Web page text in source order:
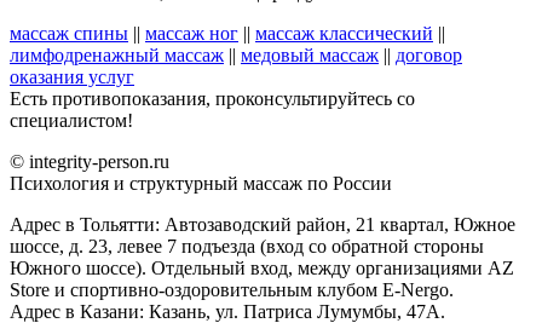
массаж спины || массаж ног || массаж классический ||
лимфодренажный массаж || медовый массаж || договор
оказания услуг
Есть противопоказания, проконсультируйтесь со
специалистом!
© integrity-person.ru
Психология и структурный массаж по России
Адрес в Тольятти: Автозаводский район, 21 квартал, Южное
шоссе, д. 23, левее 7 подъезда (вход со обратной стороны
Южного шоссе). Отдельный вход, между организациями AZ
Store и спортивно-оздоровительным клубом E-Nergo.
Адрес в Казани: Казань, ул. Патриса Лумумбы, 47А.